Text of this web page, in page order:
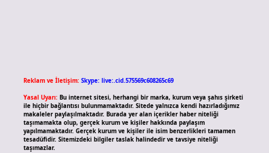
Reklam ve İletişim: Skype: live:.cid.575569c608265c69
Yasal Uyarı: Bu internet sitesi, herhangi bir marka, kurum veya şahıs şirketi
ile hiçbir bağlantısı bulunmamaktadır. Sitede yalnızca kendi hazırladığımız
makaleler paylaşılmaktadır. Burada yer alan içerikler haber niteliği
taşımamakta olup, gerçek kurum ve kişiler hakkında paylaşım
yapılmamaktadır. Gerçek kurum ve kişiler ile isim benzerlikleri tamamen
tesadüfidir. Sitemizdeki bilgiler taslak halindedir ve tavsiye niteliği
taşımazlar.